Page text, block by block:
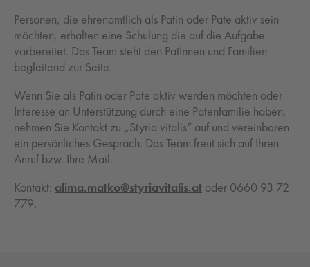
Personen, die ehrenamtlich als Patin oder Pate aktiv sein
möchten, erhalten eine Schulung die auf die Aufgabe
vorbereitet. Das Team steht den PatInnen und Familien
begleitend zur Seite.
Wenn Sie als Patin oder Pate aktiv werden möchten oder
Interesse an Unterstützung durch eine Patenfamilie haben,
nehmen Sie Kontakt zu „Styria vitalis“ auf und vereinbaren
ein persönliches Gespräch. Das Team freut sich auf Ihren
Anruf bzw. Ihre Mail.
Kontakt: alima.matko@styriavitalis.at oder 0660 93 72
779.